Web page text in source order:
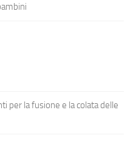
per la fusione e la colata delle